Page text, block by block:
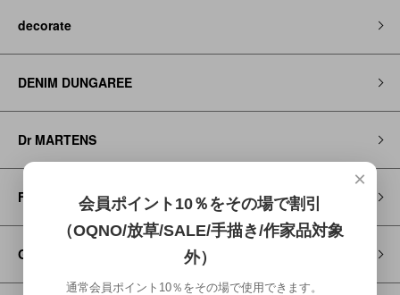
decorate
DENIM DUNGAREE
Dr MARTENS
FITH
Go to Hollywood
×
会員ポイント10％をその場で割引
（OQNO/放草/SALE/手描き/作家品対象
外）
通常会員ポイント10％をその場で使用できます。